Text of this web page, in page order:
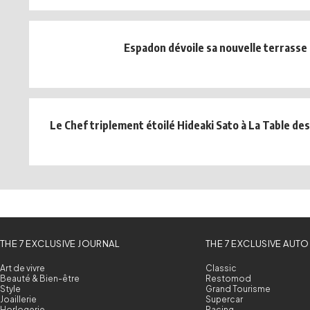
Espadon dévoile sa nouvelle terrasse
Le Chef triplement étoilé Hideaki Sato à La Table
THE 7 EXCLUSIVE JOURNAL
Art de vivre
Beauté & Bien-être
Style
Joaillerie
THE 7 EXCLUSIVE AUTO
Classic
Restomod
Grand Tourisme
Supercar